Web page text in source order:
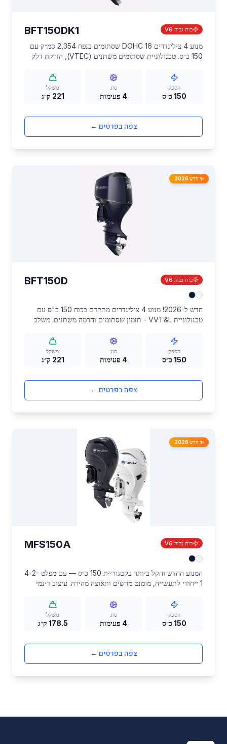
כוח גבוה V6 BFT150DK1
מנוע 4 צילינדרים DOHC 16 שסתומים בנפח 2,354 סמ״ק עם
150 כ״ס. טכנולוגיית שסתומים משתנים (VTEC), הזרקת דלק
יוצאי דופן וחיסכון בדלק של עד 30% במהירויות שיוט.
הספק
150 כ״ס
סוג
4 פעימות
משקל
221 ק״ג
צפה בפרטים ←
✨ חדש 2026
כוח גבוה V6 BFT150D
חדש ל-2026! מנוע 4 צילינדרים מתקדם בכוח 150 כ"ס עם
טכנולוגיית VVT&L - תזמון שסתומים והרמה משתנים. משלב
הספק
150 כ״ס
סוג
4 פעימות
משקל
221 ק״ג
צפה בפרטים ←
✨ חדש 2026
כוח גבוה V6 MFS150A
המנוע החדש והקל ביותר בקטגוריית 150 כ״ס — עם מפלט 4-2-
1 ייחודי לתעשייה, מומנט מרשים ותאוצה מהירה. עיצוב דינמי
הספק
150 כ״ס
סוג
4 פעימות
משקל
178.5 ק״ג
צפה בפרטים ←